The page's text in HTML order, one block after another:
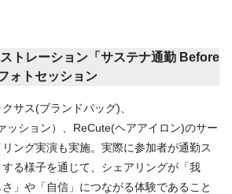
トレーション「サステナ通勤 Before
ォトセッション
サス(ブランドバッグ)、
ッション）、ReCute(ヘアアイロン)のサー
ング実演も実施。実際に参加者が通勤ス
る様子を通じて、シェアリングが「我
」や「自信」につながる体験であること